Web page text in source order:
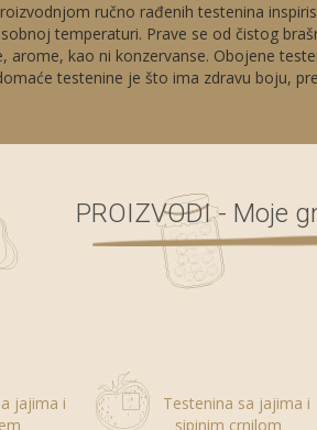
ručno rađenih testenina
temperaturi. Prave se od čistog
kao ni konzervanse. Obojene
testenine je što ima zdravu boju,
PROIZVODI - Moje